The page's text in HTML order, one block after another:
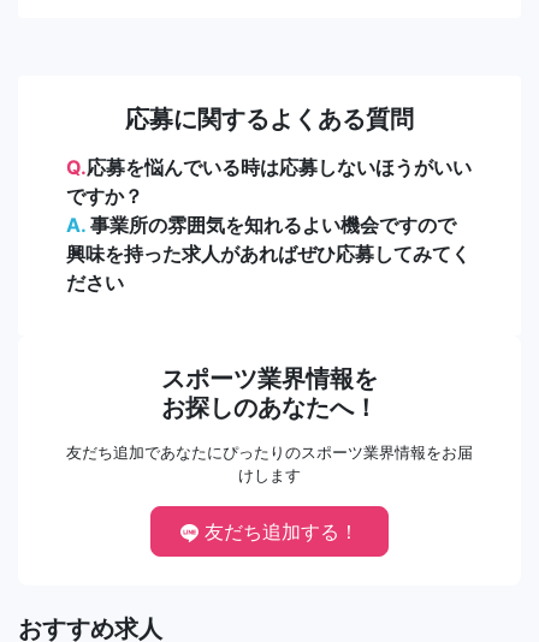
応募に関するよくある質問
Q.応募を悩んでいる時は応募しないほうがいい
ですか？
A. 事業所の雰囲気を知れるよい機会ですので
興味を持った求人があればぜひ応募してみてく
ださい
スポーツ業界情報を
お探しのあなたへ！
友だち追加であなたにぴったりのスポーツ業界情報をお届
けします
友だち追加する！
おすすめ求人